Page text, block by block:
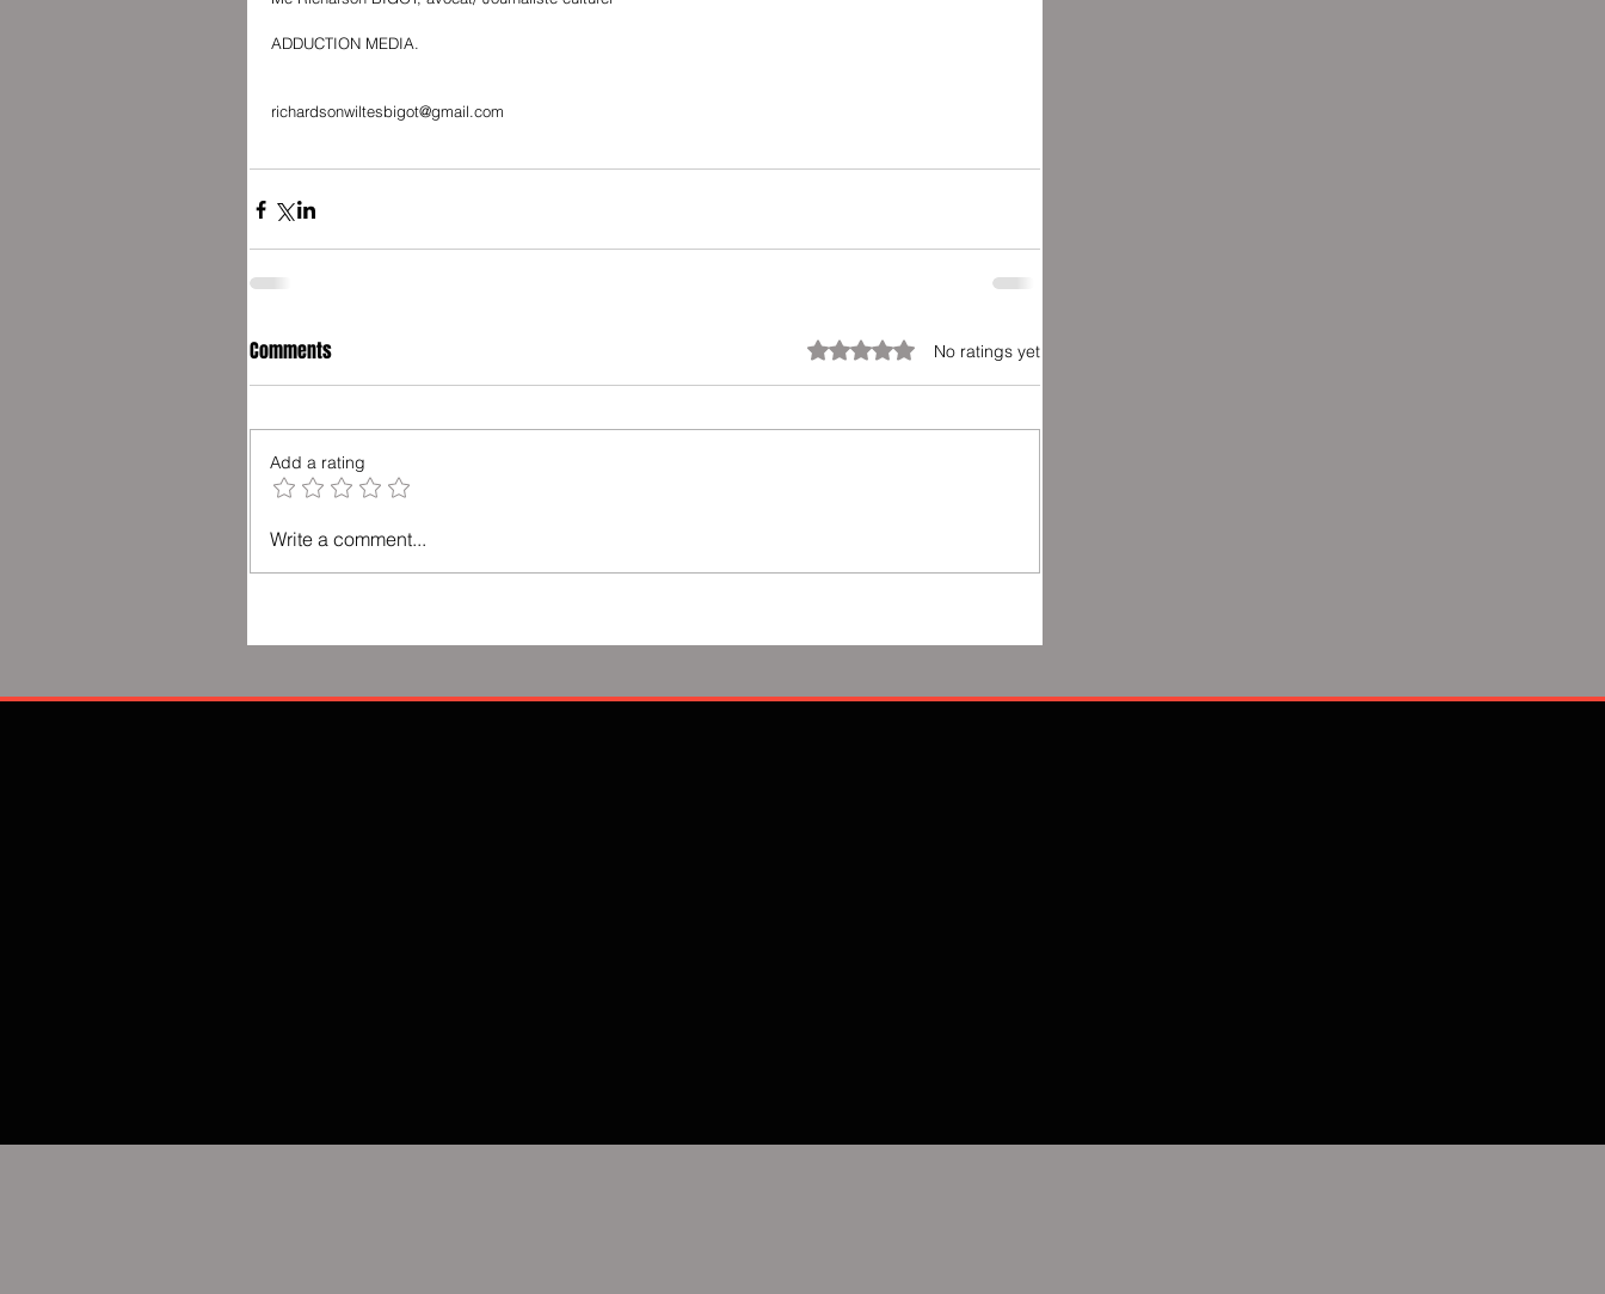
ADDUCTION MEDIA.
richardsonwiltesbigot@gmail.com
Comments Rated 0 out of 5 stars.No ratings yet
Add a rating
Write a comment...